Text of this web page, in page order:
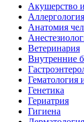
Акушерство
Анатомия
Ветеринария
Внутренние
Гематология
Генетика
Гериатрия
Гигиена